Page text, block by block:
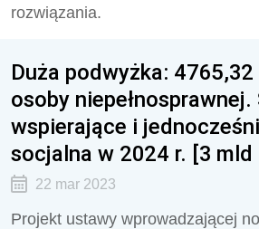
rozwiązania.
Duża podwyżka:
osoby
wspierające i
socjalna w 2024 r. [3 mld
22 mar 2023
Projekt ustawy wprowadzającej